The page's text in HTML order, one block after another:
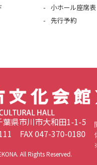
小ホール座席表
先行予約
県市川市大和田1-1-5
FAX 047-370-0180
All Rights Reserved.